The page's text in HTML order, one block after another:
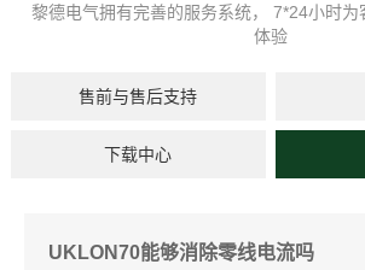
黎德电气拥有完善的服务系统， 7*24小时为
体验
售前与售后支持
下载中心
UKLON70能够消除零线电流吗